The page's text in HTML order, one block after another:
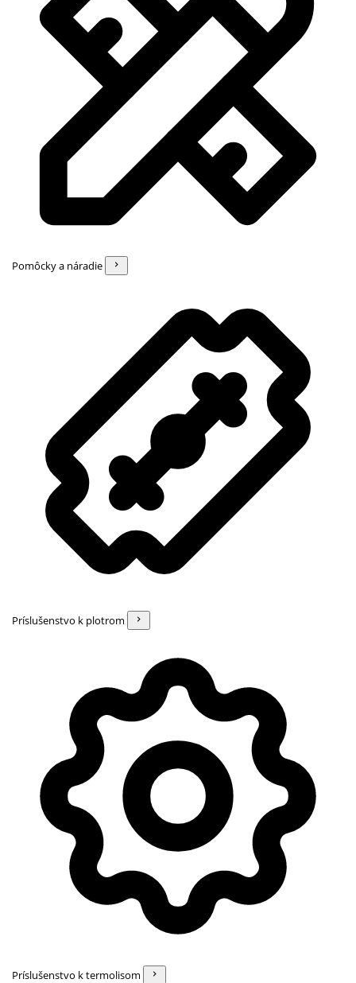
Pomôcky a náradie
Príslušenstvo k plotrom
Príslušenstvo k termolisom